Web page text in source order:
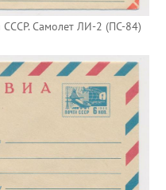
СССР. Самолет ЛИ-2 (ПС-84)